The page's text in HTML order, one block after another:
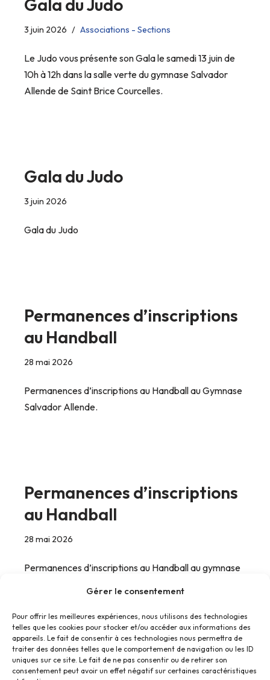
Gérer le consentement
Pour offrir les meilleures expériences, nous utilisons des technologies
telles que les cookies pour stocker et/ou accéder aux informations des
appareils. Le fait de consentir à ces technologies nous permettra de
traiter des données telles que le comportement de navigation ou les ID
uniques sur ce site. Le fait de ne pas consentir ou de retirer son
consentement peut avoir un effet négatif sur certaines caractéristiques
Gala du Judo
3 juin 2026 Associations - Sections
Le Judo vous présente son Gala le samedi 13 juin de
10h à 12h dans la salle verte du gymnase Salvador
Allende de Saint Brice Courcelles.
Gala du Judo
3 juin 2026
Gala du Judo
Permanences d’inscriptions
au Handball
28 mai 2026
Permanences d’inscriptions au Handball au Gymnase
Salvador Allende.
Permanences d’inscriptions
au Handball
28 mai 2026
Permanences d’inscriptions au Handball au gymnase